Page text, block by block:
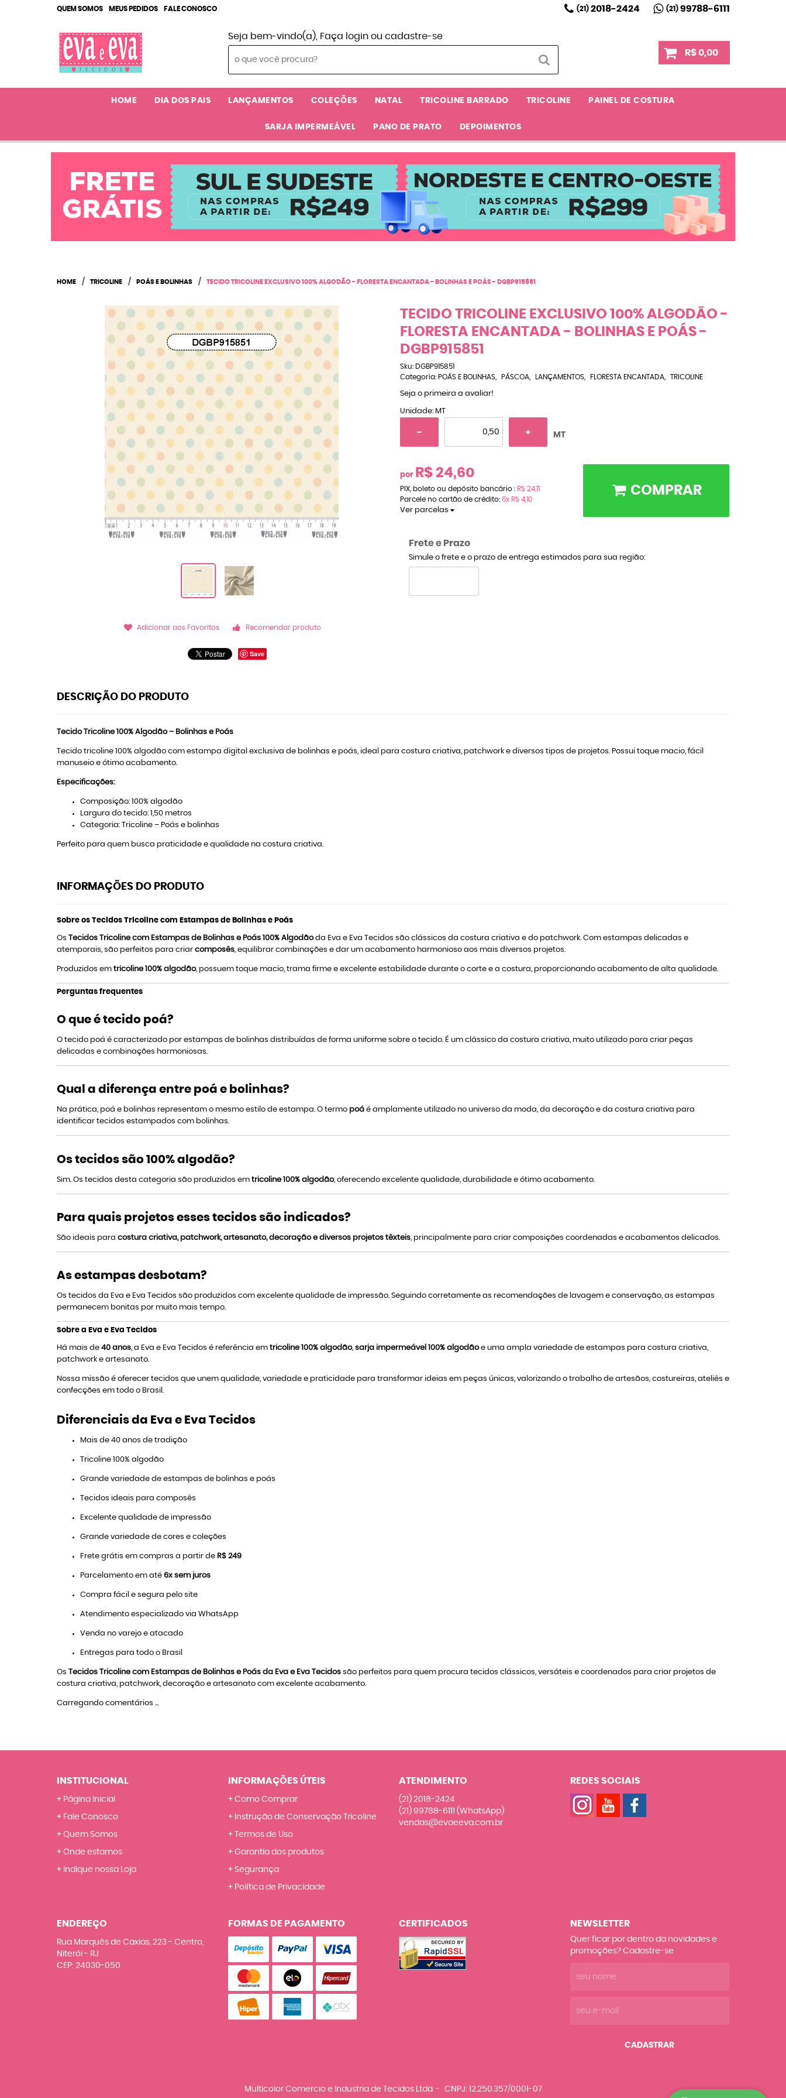
QUEM SOMOS MEUS PEDIDOS FALE CONOSCO (21)2018-2424 (21)99788-6111
Seja bem-vindo(a), Faça login ou cadastre-se
R$ 0,00
HOME DIA DOS PAIS LANÇAMENTOS COLEÇÕES NATAL TRICOLINE BARRADO TRICOLINE PAINEL DE COSTURA
SARJA IMPERMEÁVEL PANO DE PRATO DEPOIMENTOS
HOME TRICOLINE POÁS E BOLINHAS TECIDO TRICOLINE EXCLUSIVO 100% ALGODÃO - FLORESTA ENCANTADA - BOLINHAS E POÁS - DGBP915851
Adicionar aos Favoritos Recomendar produto
Save
TECIDO TRICOLINE EXCLUSIVO 100% ALGODÃO -
FLORESTA ENCANTADA - BOLINHAS E POÁS -
DGBP915851
Sku: DGBP915851
Categoria: POÁS E BOLINHAS PÁSCOA LANÇAMENTOS FLORESTA ENCANTADA TRICOLINE
Seja o primeira a avaliar!
Unidade: MT
MT
por R$ 24,60
PIX, boleto ou depósito bancário : R$ 24,11
Parcele no cartão de crédito: 6x R$ 4,10
Ver parcelas
COMPRAR
Frete e Prazo
Simule o frete e o prazo de entrega estimados para sua região:
DESCRIÇÃO DO PRODUTO
Tecido Tricoline 100% Algodão – Bolinhas e Poás
Tecido tricoline 100% algodão com estampa digital exclusiva de bolinhas e poás, ideal para costura criativa, patchwork e diversos tipos de projetos. Possui toque macio, fácil
manuseio e ótimo acabamento.
Especificações:
Composição: 100% algodão
Largura do tecido: 1,50 metros
Categoria: Tricoline – Poás e bolinhas
Perfeito para quem busca praticidade e qualidade na costura criativa.
INFORMAÇÕES DO PRODUTO
Sobre os Tecidos Tricoline com Estampas de Bolinhas e Poás
Os Tecidos Tricoline com Estampas de Bolinhas e Poás 100% Algodãoda Eva e Eva Tecidos são clássicos da costura criativa e do patchwork. Com estampas delicadas e
atemporais, são perfeitos para criar composês, equilibrar combinações e dar um acabamento harmonioso aos mais diversos projetos.
Produzidos em tricoline 100% algodão, possuem toque macio, trama firme e excelente estabilidade durante o corte e a costura, proporcionando acabamento de alta qualidade.
Perguntas frequentes
O que é tecido poá?
O tecido poá é caracterizado por estampas de bolinhas distribuídas de forma uniforme sobre o tecido. É um clássico da costura criativa, muito utilizado para criar peças
delicadas e combinações harmoniosas.
Qual a diferença entre poá e bolinhas?
Na prática, poá e bolinhas representam o mesmo estilo de estampa. O termo poá é amplamente utilizado no universo da moda, da decoração e da costura criativa para
identificar tecidos estampados com bolinhas.
Os tecidos são 100% algodão?
Sim. Os tecidos desta categoria são produzidos em tricoline 100% algodão, oferecendo excelente qualidade, durabilidade e ótimo acabamento.
Para quais projetos esses tecidos são indicados?
São ideais para costura criativa, patchwork, artesanato, decoração e diversos projetos têxteis, principalmente para criar composições coordenadas e acabamentos delicados.
As estampas desbotam?
Os tecidos da Eva e Eva Tecidos são produzidos com excelente qualidade de impressão. Seguindo corretamente as recomendações de lavagem e conservação, as estampas
permanecem bonitas por muito mais tempo.
Sobre a Eva e Eva Tecidos
Há mais de 40 anos , a Eva e Eva Tecidos é referência em tricoline 100% algodão, sarja impermeável 100% algodãoe uma ampla variedade de estampas para costura criativa,
patchwork e artesanato.
Nossa missão é oferecer tecidos que unem qualidade, variedade e praticidade para transformar ideias em peças únicas, valorizando o trabalho de artesãos, costureiras, ateliês e
confecções em todo o Brasil.
Diferenciais da Eva e Eva Tecidos
Mais de 40 anos de tradição
Tricoline 100% algodão
Grande variedade de estampas de bolinhas e poás
Tecidos ideais para composês
Excelente qualidade de impressão
Grande variedade de cores e coleções
Frete grátis em compras a partir de R$ 249
Parcelamento em até 6x sem juros
Compra fácil e segura pelo site
Atendimento especializado via WhatsApp
Venda no varejo e atacado
Entregas para todo o Brasil
Os Tecidos Tricoline com Estampas de Bolinhas e Poás da Eva e Eva Tecidos são perfeitos para quem procura tecidos clássicos, versáteis e coordenados para criar projetos de
costura criativa, patchwork, decoração e artesanato com excelente acabamento.
Carregando comentários ...
INSTITUCIONAL
Página Inicial
Fale Conosco
Quem Somos
Onde estamos
Indique nossa Loja
INFORMAÇÕES ÚTEIS
Como Comprar
Instrução de Conservação Tricoline
Termos de Uso
Garantia dos produtos
Segurança
Política de Privacidade
ATENDIMENTO
(21) 2018-2424
(21) 99788-6111 (WhatsApp)
vendas@evaeeva.com.br
REDES SOCIAIS
ENDEREÇO
Rua Marquês de Caxias, 223- Centro,
Niterói- RJ
CEP: 24030-050
FORMAS DE PAGAMENTO CERTIFICADOS NEWSLETTER
Quer ficar por dentro da novidades e
promoções? Cadastre-se
CADASTRAR
Multicolor Comercio e Industria de Tecidos Ltda CNPJ: 12.250.357/0001-07